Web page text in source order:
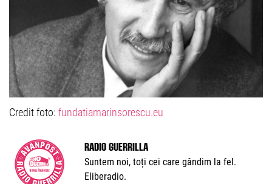
Credit foto: fundatiamarinsorescu.eu
Radio Guerrilla
Suntem noi, toți cei care gândim la fel.
Eliberadio.